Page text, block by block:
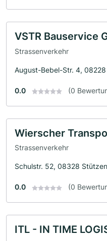
VSTR Bauservice
Strassenverkehr
August-Bebel-Str. 4,
0.0 (0
Wierscher
Strassenverkehr
Schulstr. 52, 08328
0.0 (0
ITL - IN TIME